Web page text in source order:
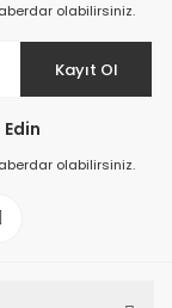
olabilirsiniz.
Kayıt Ol
olabilirsiniz.